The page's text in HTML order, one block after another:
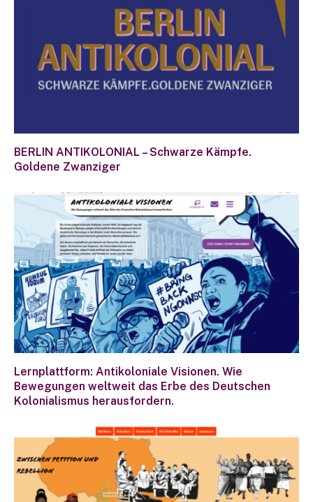
BERLIN ANTIKOLONIAL – Schwarze Kämpfe.
Goldene Zwanziger
Lernplattform: Antikoloniale Visionen. Wie
Bewegungen weltweit das Erbe des Deutschen
Kolonialismus herausfordern.